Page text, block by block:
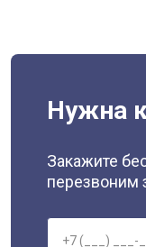
Нужна
Закажите
перезвоним